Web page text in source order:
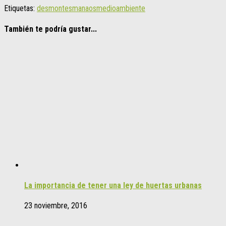
Etiquetas: desmontesmanaosmedioambiente
También te podría gustar...
La importancia de tener una ley de huertas urbanas
23 noviembre, 2016